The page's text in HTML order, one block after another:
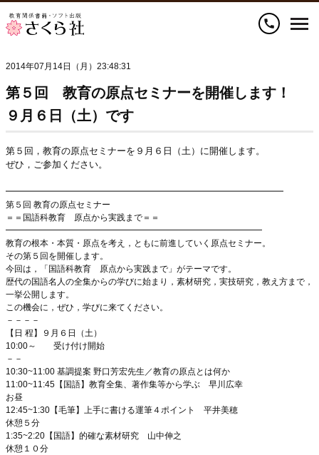
call
2014年07月14日（月）23:48:31
第５回 教育の原点セミナーを開催します！
９月６日（土）です
第５回，教育の原点セミナーを９月６日（土）に開催します。
ぜひ，ご参加ください。
━━━━━━━━━━━━━━━━━━━━━━━━━━━━━━
第５回 教育の原点セミナー
＝＝国語科教育 原点から実践まで＝＝
━━━━━━━━━━━━━━━━━━━━━━━━━━━━━━
教育の根本・本質・原点を考え，ともに前進していく原点セミナー。
その第５回を開催します。
今回は，「国語科教育 原点から実践まで」がテーマです。
歴代の国語名人の全集からの学びに始まり，素材研究，実技研究，教え方まで，
一挙公開します。
この機会に，ぜひ，学びに来てください。
－－－－
【日 程】９月６日（土）
10:00～ 受け付け開始
－－
10:30~11:00 基調提案 野口芳宏先生／教育の原点とは何か
11:00~11:45【国語】教育全集、著作集等から学ぶ 早川広幸
お昼
12:45~1:30【毛筆】上手に書ける運筆４ポイント 平井美穂
休憩５分
1:35~2:20【国語】的確な素材研究 山中伸之
休憩１０分